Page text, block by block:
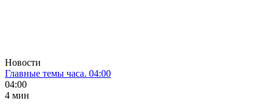
Новости
Главные темы часа. 04:00
04:00
4 мин